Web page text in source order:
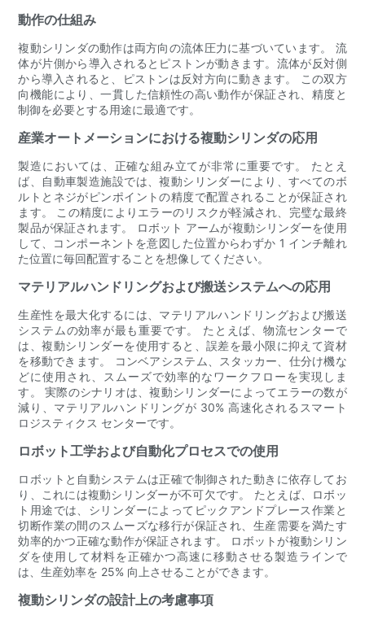
動作の仕組み
複動シリンダの動作は両方向の流体圧力に基づいています。 流
体が片側から導入されるとピストンが動きます。流体が反対側
から導入されると、ピストンは反対方向に動きます。 この双方
向機能により、一貫した信頼性の高い動作が保証され、精度と
制御を必要とする用途に最適です。
産業オートメーションにおける複動シリンダの応用
製造においては、正確な組み立てが非常に重要です。 たとえ
ば、自動車製造施設では、複動シリンダーにより、すべてのボ
ルトとネジがピンポイントの精度で配置されることが保証され
ます。 この精度によりエラーのリスクが軽減され、完璧な最終
製品が保証されます。 ロボット アームが複動シリンダーを使用
して、コンポーネントを意図した位置からわずか 1 インチ離れ
た位置に毎回配置することを想像してください。
マテリアルハンドリングおよび搬送システムへの応用
生産性を最大化するには、マテリアルハンドリングおよび搬送
システムの効率が最も重要です。 たとえば、物流センターで
は、複動シリンダーを使用すると、誤差を最小限に抑えて資材
を移動できます。 コンベアシステム、スタッカー、仕分け機な
どに使用され、スムーズで効率的なワークフローを実現しま
す。 実際のシナリオは、複動シリンダーによってエラーの数が
減り、マテリアルハンドリングが 30% 高速化されるスマート
ロジスティクス センターです。
ロボット工学および自動化プロセスでの使用
ロボットと自動システムは正確で制御された動きに依存してお
り、これには複動シリンダーが不可欠です。 たとえば、ロボッ
ト用途では、シリンダーによってピックアンドプレース作業と
切断作業の間のスムーズな移行が保証され、生産需要を満たす
効率的かつ正確な動作が保証されます。 ロボットが複動シリン
ダを使用して材料を正確かつ高速に移動させる製造ラインで
は、生産効率を 25% 向上させることができます。
複動シリンダの設計上の考慮事項